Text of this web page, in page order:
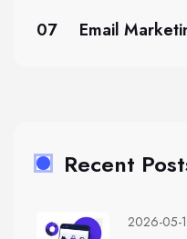
07
Email
Recent
2026-05-